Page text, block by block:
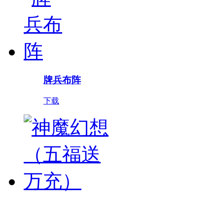
牌兵布阵
下载